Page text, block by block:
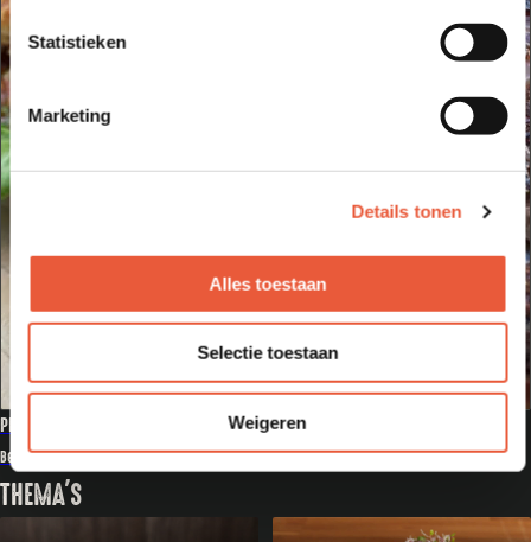
Statistieken
Marketing
Details tonen
Alles toestaan
Selectie toestaan
Weigeren
PICANHA MET CHIMMICHURRI
Bekijk recept
THEMA'S